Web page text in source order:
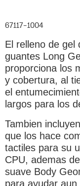
67117-1004
El relleno de gel
guantes Long
proporciona los
y cobertura, al
el
largos para los
Tambien
que los hace
tactiles para su
CPU, ademas
suave Body
para ayudar